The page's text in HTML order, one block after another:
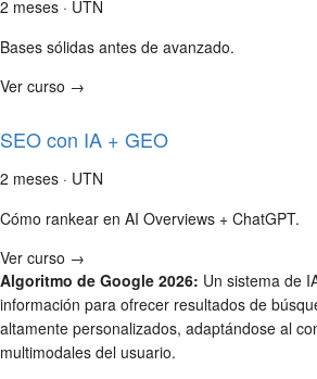
2 meses · UTN
Bases sólidas antes de avanzado.
Ver curso →
SEO con IA + GEO
2 meses · UTN
Cómo rankear en AI Overviews + ChatGPT.
Ver curso →
Algoritmo de Google 2026: Un sistema de
información para ofrecer resultados de
altamente personalizados, adaptándose al
multimodales del usuario.